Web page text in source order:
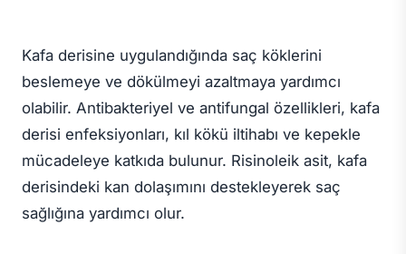
Kafa derisine uygulandığında saç köklerini
beslemeye ve dökülmeyi azaltmaya yardımcı
olabilir. Antibakteriyel ve antifungal özellikleri, kafa
derisi enfeksiyonları, kıl kökü iltihabı ve kepekle
mücadeleye katkıda bulunur. Risinoleik asit, kafa
derisindeki kan dolaşımını destekleyerek saç
sağlığına yardımcı olur.